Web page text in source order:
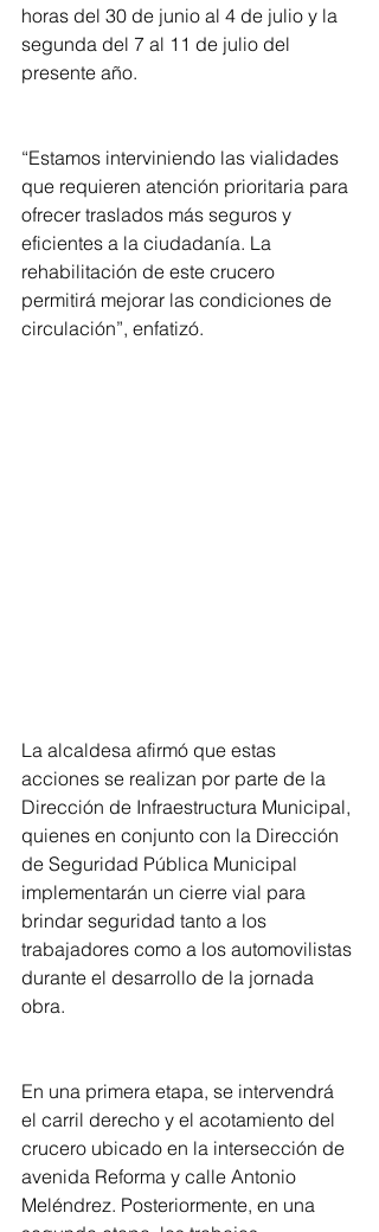
horas del 30 de junio al 4 de julio y la
segunda del 7 al 11 de julio del
presente año.
“Estamos interviniendo las vialidades
que requieren atención prioritaria para
ofrecer traslados más seguros y
eficientes a la ciudadanía. La
rehabilitación de este crucero
permitirá mejorar las condiciones de
circulación”, enfatizó.
La alcaldesa afirmó que estas
acciones se realizan por parte de la
Dirección de Infraestructura Municipal,
quienes en conjunto con la Dirección
de Seguridad Pública Municipal
implementarán un cierre vial para
brindar seguridad tanto a los
trabajadores como a los automovilistas
durante el desarrollo de la jornada
obra.
En una primera etapa, se intervendrá
el carril derecho y el acotamiento del
crucero ubicado en la intersección de
avenida Reforma y calle Antonio
Meléndrez. Posteriormente, en una